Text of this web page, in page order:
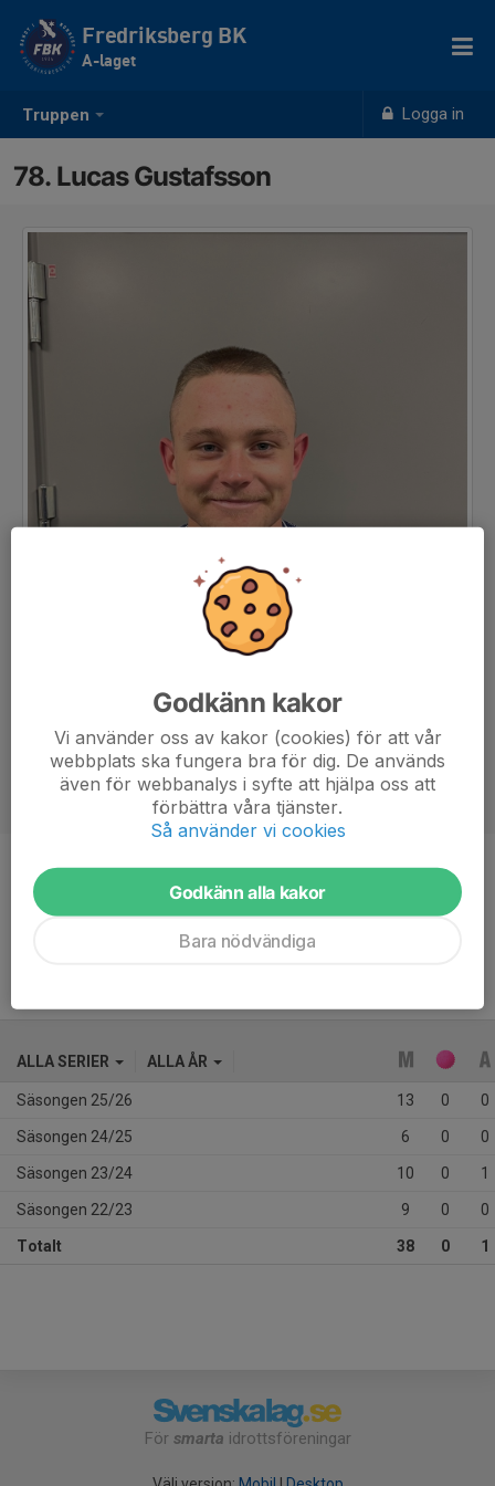
Truppen Logga in
Fredriksberg BK
A-laget
78. Lucas Gustafsson
Position
Ålder
23 år
ALLA SERIER ALLA ÅR
Säsongen 25/26 13 0 0
Säsongen 24/25 6 0 0
Säsongen 23/24 10 0 1
Säsongen 22/23 9 0 0
Totalt 38 0 1
För smarta idrottsföreningar
Godkänn kakor
Vi använder oss av kakor (cookies) för att vår
webbplats ska fungera bra för dig. De används
även för webbanalys i syfte att hjälpa oss att
förbättra våra tjänster.
Så använder vi cookies
Godkänn alla kakor
Bara nödvändiga